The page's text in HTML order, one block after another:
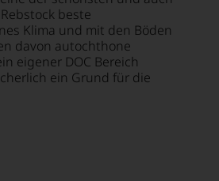
beste
Klima und mit den Böden
davon autochthone
eigener DOC Bereich
ein Grund für die